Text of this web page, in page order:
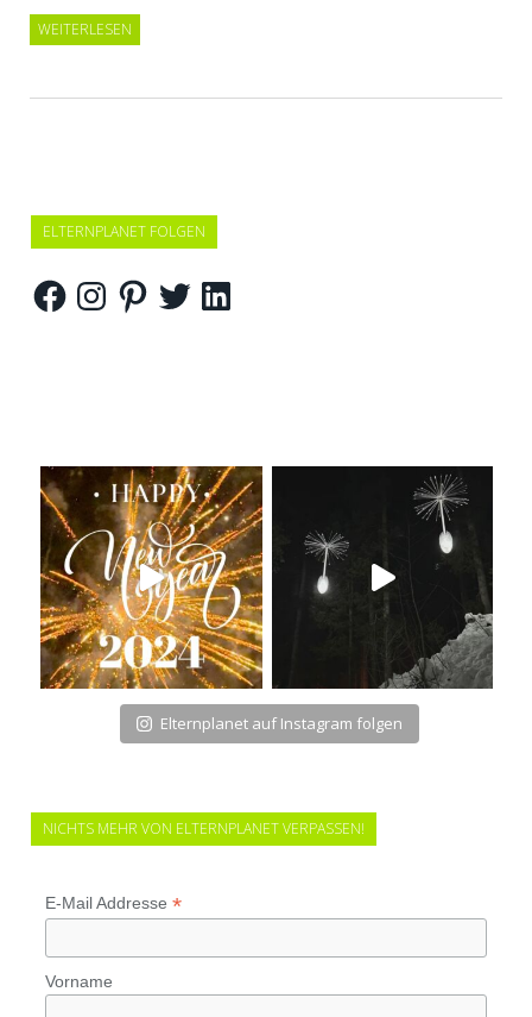
WEITERLESEN
ELTERNPLANET FOLGEN
FacebookInstagramPinterestTwitterLinkedIn
Elternplanet auf Instagram folgen
NICHTS MEHR VON ELTERNPLANET VERPASSEN!
E-Mail Addresse *
Vorname